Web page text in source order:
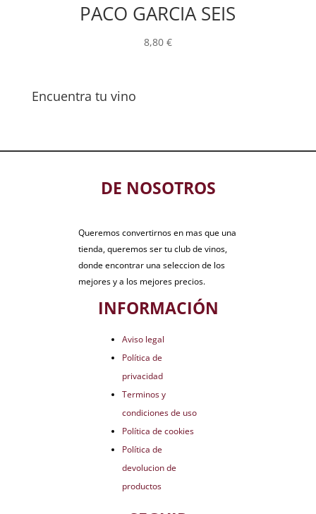
PACO GARCIA SEIS
8,80 €
Encuentra tu vino
DE NOSOTROS
Queremos convertirnos en mas que una
tienda, queremos ser tu club de vinos,
donde encontrar una seleccion de los
mejores y a los mejores precios.
INFORMACIÓN
Aviso legal
Política de
privacidad
Terminos y
condiciones de uso
Política de cookies
Política de
devolucion de
productos